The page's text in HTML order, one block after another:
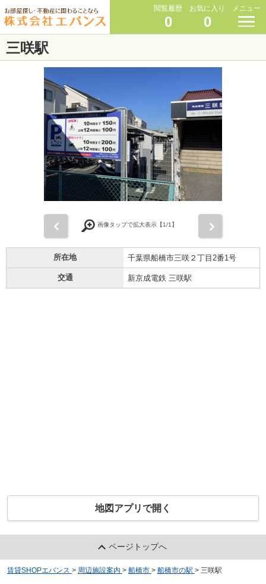
閲覧履歴
0
お気に入り
0
メニュー
三咲駅
画像タップで拡大表示【1/1】
所在地 千葉県船橋市三咲２丁目2番1号
交通 新京成電鉄 三咲駅
地図アプリで開く
ページトップへ
賃貸SHOPエバンス > 周辺施設案内 > 船橋市 > 船橋市の駅 > 三咲駅